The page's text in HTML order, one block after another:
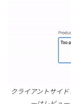
クライアントサイ